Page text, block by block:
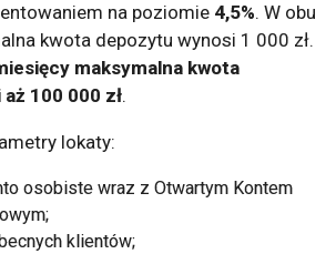
na poziomie 4,5%. W obu
kwota depozytu wynosi 1 000 zł.
maksymalna kwota
100 000 zł.
lokaty:
osobiste wraz z Otwartym Kontem
klientów;